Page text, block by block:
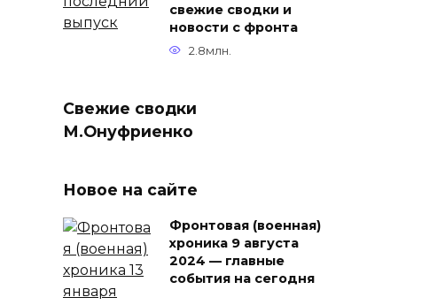
свежие сводки и
новости с фронта
2.8млн.
Свежие сводки
М.Онуфриенко
Новое на сайте
Фронтовая (военная)
хроника 9 августа
2024 — главные
события на сегодня